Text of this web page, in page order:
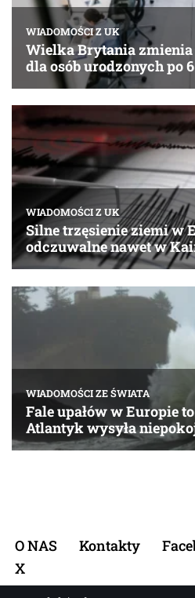
O NAS Kontakty
X